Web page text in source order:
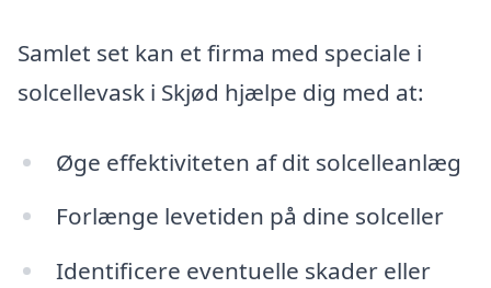
Samlet set kan et firma med speciale i
solcellevask i Skjød hjælpe dig med at:
Øge effektiviteten af dit solcelleanlæg
Forlænge levetiden på dine solceller
Identificere eventuelle skader eller